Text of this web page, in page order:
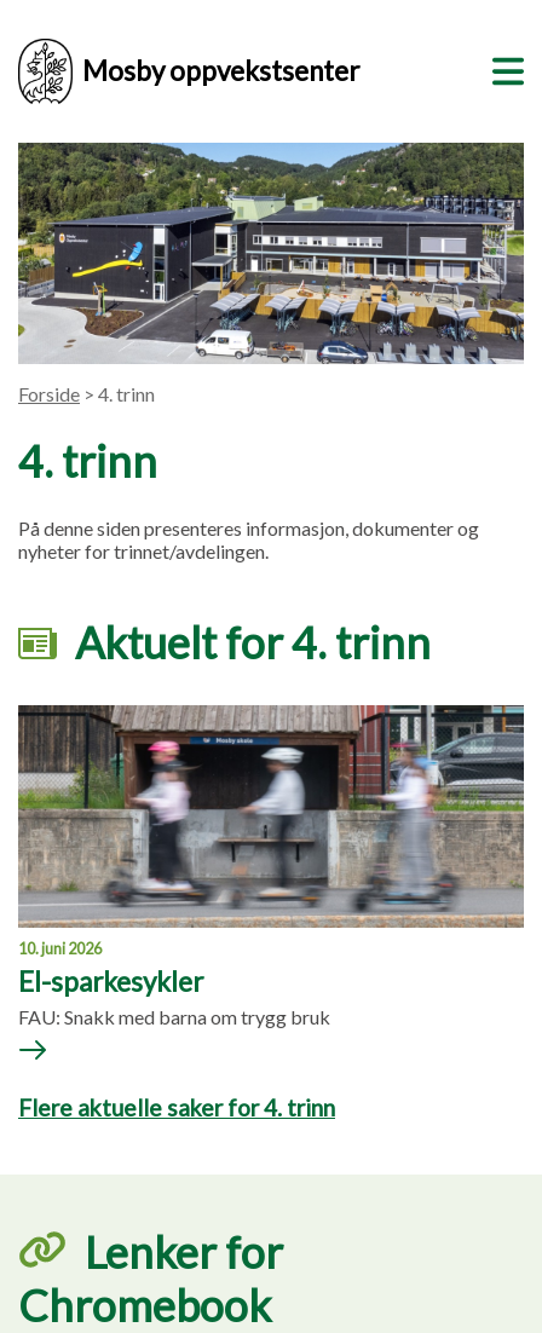
Mosby oppvekstsenter
Forside > 4. trinn
4. trinn
På denne siden presenteres informasjon, dokumenter og
nyheter for trinnet/avdelingen.
Aktuelt for 4. trinn
10. juni 2026
El-sparkesykler
FAU: Snakk med barna om trygg bruk
Flere aktuelle saker for 4. trinn
Lenker for
Chromebook